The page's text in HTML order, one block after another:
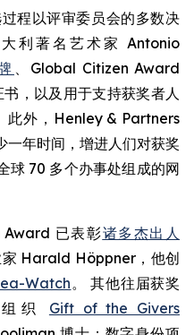
程以评审委员会的多数决
利著名艺术家 Antonio
、Global Citizen Award
，以及用于支持获奖者人
此外，Henley & Partners
一年时间，增进人们对获奖
球 70 多个办事处组成的网
Award 已表彰诸多杰出人
家 Harald Höppner，他创
Watch。 其他往届获奖
织 Gift of the Givers